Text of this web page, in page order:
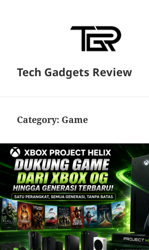
Tech Gadgets Review
Category: Game